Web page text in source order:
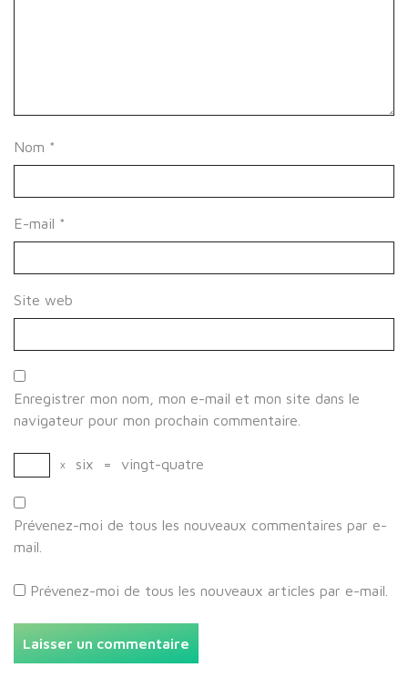
Nom *
E-mail *
Site web
Enregistrer mon nom, mon e-mail et mon site dans le
navigateur pour mon prochain commentaire.
× six = vingt-quatre
Prévenez-moi de tous les nouveaux commentaires par e-
mail.
Prévenez-moi de tous les nouveaux articles par e-mail.